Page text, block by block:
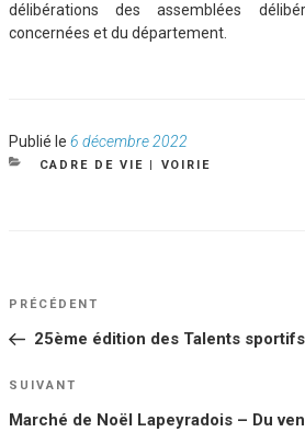
délibérations des assemblées
concernées et du département.
Publié le Publié
le
6 décembre 2022
CATÉGORIES
CADRE DE VIE VOIRIE
NAVIGATION
DE
Article
PRÉCÉDENT
25ème édition des Talents sportifs
Article
SUIVANT
Marché de Noël Lapeyradois – Du